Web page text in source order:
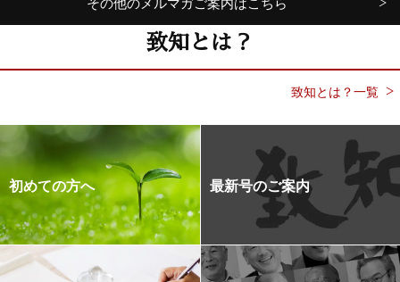
致知とは？
致知とは？一覧
初めての方へ 最新号のご案内